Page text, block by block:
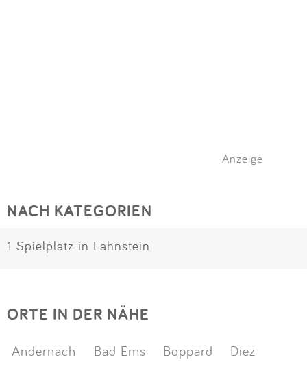
Anzeige
NACH KATEGORIEN
1 Spielplatz in Lahnstein
ORTE IN DER NÄHE
Andernach Bad Ems Boppard
Diez